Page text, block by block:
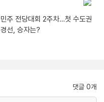
민주 전당대회 2주차…첫 수도권
경선, 승자는?
댓글 0개